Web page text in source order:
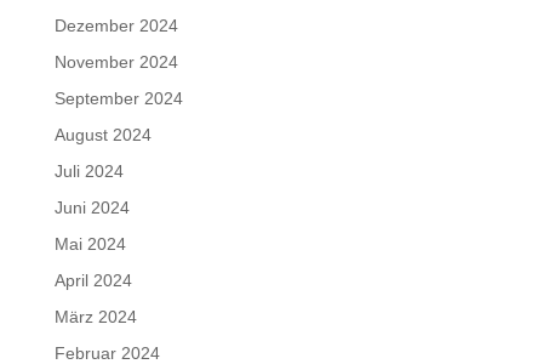
Dezember 2024
November 2024
September 2024
August 2024
Juli 2024
Juni 2024
Mai 2024
April 2024
März 2024
Februar 2024